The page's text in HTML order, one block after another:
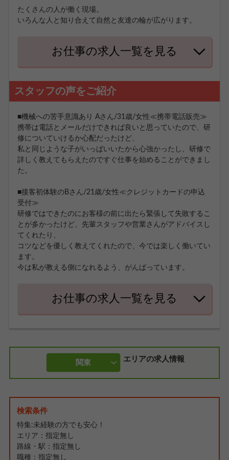
たくさんの人が働く現場。
いろんな人と知り合えて自然と友達の輪が広がります。
お仕事の求人一覧を見る
スタッフの声をご紹介
■機械への苦手意識あり Aさん/31歳/女性≪携帯電話販売≫
携帯は電話とメールだけできれば良いと思っていたので、研
修についていけるか心配だったけど、
私と同じような子がいっぱいいたから心強かったし、研修で
詳しく教えてもらえたのですぐ仕事を始めることができまし
た。
■接客初体験のBさん/21歳/女性≪クレジットカードの申込
受付≫
研修ではできたのにお客様の前に出たら緊張して失敗するこ
とが多かったけど、先輩スタッフや営業さんがアドバイスし
てくれたり、
コツなどを優しく教えてくれたので、今では楽しく働いてい
ます。
今は私が教える側になれるよう、がんばっています。
お仕事の求人一覧を見る
関東 エリアの求人情報
検索条件
特集:未経験の方でも安心！
エリア：指定無し
路線・駅：指定無し
職種：指定無し